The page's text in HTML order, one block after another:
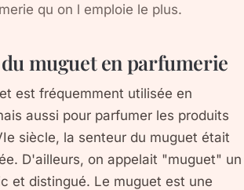
qu on l emploie le plus.
muguet en parfumerie
est fréquemment utilisée en
aussi pour parfumer les produits
siècle, la senteur du muguet était
D'ailleurs, on appelait "muguet" un
et distingué. Le muguet est une